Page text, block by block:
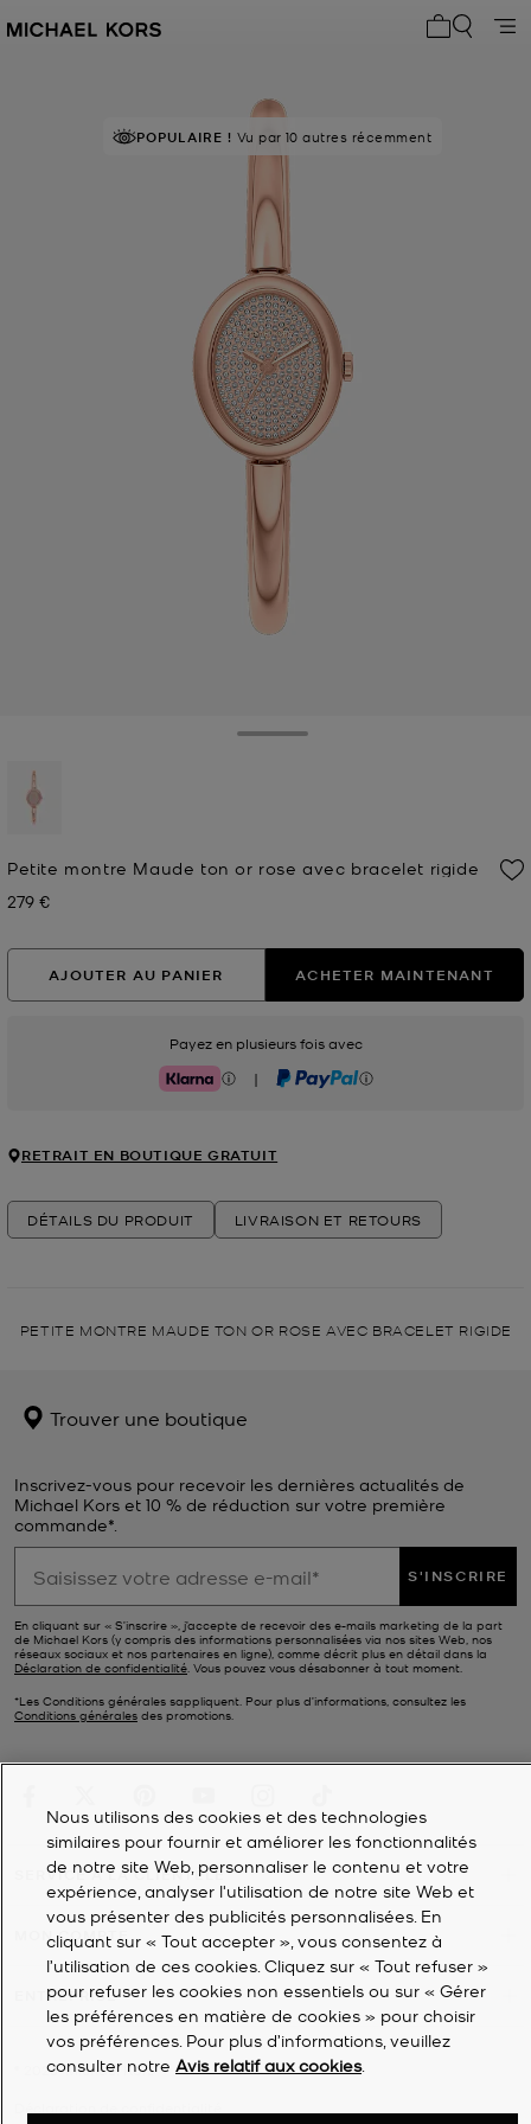
POPULAIRE ! Vu par 10 autres récemment
Petite montre Maude ton or rose avec bracelet rigide
Prix actuel
279 €
AJOUTER AU PANIER ACHETER MAINTENANT
Payez en plusieurs fois avec
Klarna | PayPal
RETRAIT EN BOUTIQUE GRATUIT
DÉTAILS DU PRODUIT LIVRAISON ET RETOURS
PETITE MONTRE MAUDE TON OR ROSE AVEC BRACELET RIGIDE
Trouver une boutique
Inscrivez-vous pour recevoir les dernières actualités de
Michael Kors et 10 % de réduction sur votre première
commande*.
S'INSCRIRE
En cliquant sur « S’inscrire », j’accepte de recevoir des e-mails marketing de la part
de Michael Kors (y compris des informations personnalisées via nos sites Web, nos
réseaux sociaux et nos partenaires en ligne), comme décrit plus en détail dans la
Déclaration de confidentialité. Vous pouvez vous désabonner à tout moment.
*Les Conditions générales sappliquent. Pour plus d’informations, consultez les
Conditions générales des promotions.
SERVICE À LA CLIENTÈLE
MON COMPTE
ENTREPRISE
2026Michael Kors
Nous utilisons des cookies et des technologies
similaires pour fournir et améliorer les fonctionnalités
de notre site Web, personnaliser le contenu et votre
expérience, analyser l'utilisation de notre site Web et
vous présenter des publicités personnalisées. En
cliquant sur « Tout accepter », vous consentez à
l’utilisation de ces cookies. Cliquez sur « Tout refuser »
pour refuser les cookies non essentiels ou sur « Gérer
les préférences en matière de cookies » pour choisir
vos préférences. Pour plus d’informations, veuillez
consulter notre Avis relatif aux cookies.